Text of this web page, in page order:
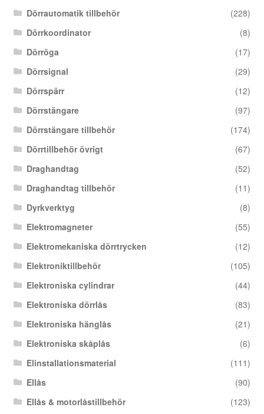
Dörrautomatik tillbehör
(228)
Dörrkoordinator
(8)
Dörröga
(17)
Dörrsignal
(29)
Dörrspärr
(12)
Dörrstängare
(97)
Dörrstängare tillbehör
(174)
Dörrtillbehör övrigt
(67)
Draghandtag
(52)
Draghandtag tillbehör
(11)
Dyrkverktyg
(8)
Elektromagneter
(55)
Elektromekaniska dörrtrycken
(12)
Elektroniktillbehör
(105)
Elektroniska cylindrar
(44)
Elektroniska dörrlås
(83)
Elektroniska hänglås
(21)
Elektroniska skåplås
(6)
Elinstallationsmaterial
(111)
Ellås
(90)
Ellås & motorlåstillbehör
(123)